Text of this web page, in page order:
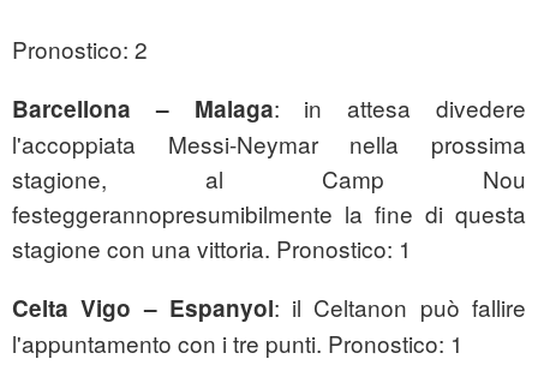
Pronostico: 2
Barcellona – Malaga: in attesa divedere
l'accoppiata Messi-Neymar nella prossima
stagione, al Camp Nou
festeggerannopresumibilmente la fine di questa
stagione con una vittoria. Pronostico: 1
Celta Vigo – Espanyol: il Celtanon può fallire
l'appuntamento con i tre punti. Pronostico: 1